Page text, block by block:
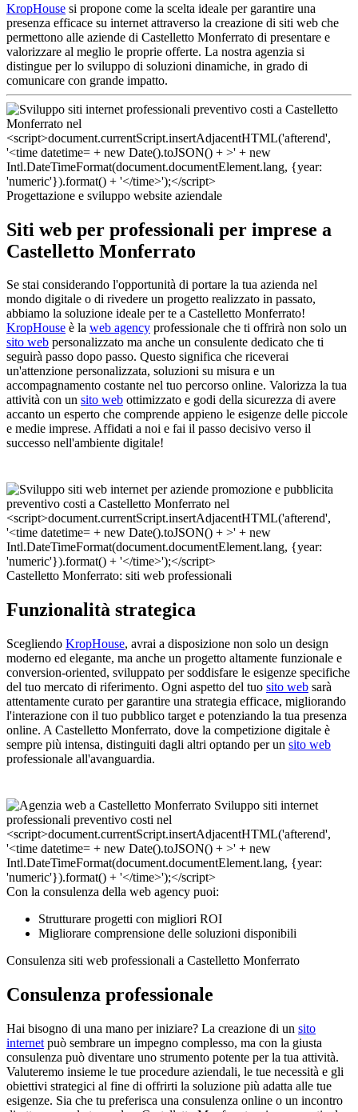
KropHouse si propone come la scelta ideale per garantire una
presenza efficace su internet attraverso la creazione di siti web che
permettono alle aziende di Castelletto Monferrato di presentare e
valorizzare al meglio le proprie offerte. La nostra agenzia si
distingue per lo sviluppo di soluzioni dinamiche, in grado di
comunicare con grande impatto.
Progettazione e sviluppo website aziendale
Siti web per professionali per imprese a
Castelletto Monferrato
Se stai considerando l'opportunità di portare la tua azienda nel
mondo digitale o di rivedere un progetto realizzato in passato,
abbiamo la soluzione ideale per te a Castelletto Monferrato!
KropHouse è la web agency professionale che ti offrirà non solo un
sito web personalizzato ma anche un consulente dedicato che ti
seguirà passo dopo passo. Questo significa che riceverai
un'attenzione personalizzata, soluzioni su misura e un
accompagnamento costante nel tuo percorso online. Valorizza la tua
attività con un sito web ottimizzato e godi della sicurezza di avere
accanto un esperto che comprende appieno le esigenze delle piccole
e medie imprese. Affidati a noi e fai il passo decisivo verso il
successo nell'ambiente digitale!
Castelletto Monferrato: siti web professionali
Funzionalità strategica
Scegliendo KropHouse, avrai a disposizione non solo un design
moderno ed elegante, ma anche un progetto altamente funzionale e
conversion-oriented, sviluppato per soddisfare le esigenze specifiche
del tuo mercato di riferimento. Ogni aspetto del tuo sito web sarà
attentamente curato per garantire una strategia efficace, migliorando
l'interazione con il tuo pubblico target e potenziando la tua presenza
online. A Castelletto Monferrato, dove la competizione digitale è
sempre più intensa, distinguiti dagli altri optando per un sito web
professionale all'avanguardia.
Con la consulenza della web agency puoi:
Strutturare progetti con migliori ROI
Migliorare comprensione delle soluzioni disponibili
Consulenza siti web professionali a Castelletto Monferrato
Consulenza professionale
Hai bisogno di una mano per iniziare? La creazione di un sito
internet può sembrare un impegno complesso, ma con la giusta
consulenza può diventare uno strumento potente per la tua attività.
Valuteremo insieme le tue procedure aziendali, le tue necessità e gli
obiettivi strategici al fine di offrirti la soluzione più adatta alle tue
esigenze. Sia che tu preferisca una consulenza online o un incontro